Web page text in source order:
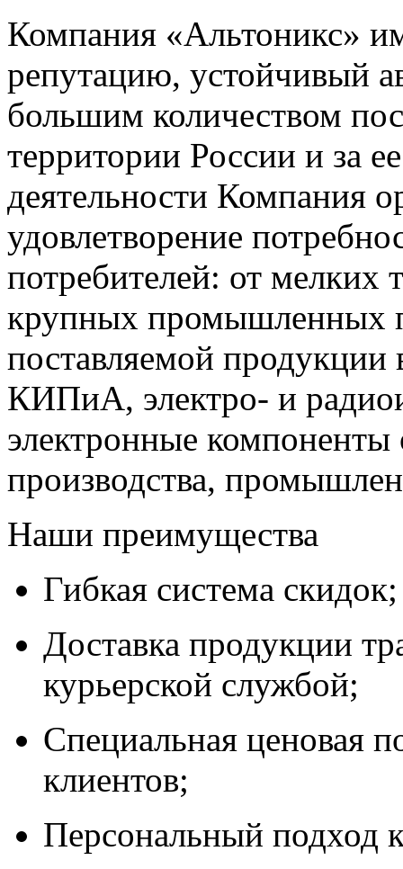
Компания «Альтоникс»
репутацию, устойчивый
большим количеством
территории России и за
деятельности Компания
удовлетворение
потребителей: от мелких
крупных промышленных
поставляемой продукции
КИПиА, электро- и
электронные компоненты
производства,
Наши преимущества
Гибкая система скидок;
Доставка продукции
курьерской службой;
Специальная ценовая
клиентов;
Персональный подход